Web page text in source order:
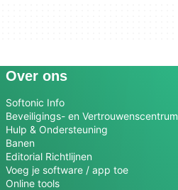
Over ons
Softonic Info
Beveiligings- en Vertrouwenscentrum
Hulp & Ondersteuning
Banen
Editorial Richtlijnen
Voeg je software / app toe
Online tools